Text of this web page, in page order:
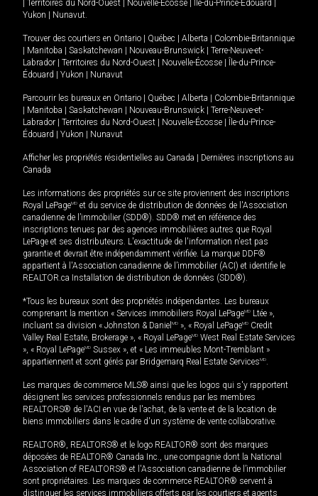
Territoires du Nord-Ouest Nouvelle-Écosse Île-du-Prince-Édouard
Yukon
Nunavut.
Trouver des courtiers en Ontario Québec Alberta
Colombie-Britannique
Manitoba Saskatchewan Nouveau-Brunswick
Terre-Neuve-et-
Labrador
Territoires du Nord-Ouest Nouvelle-Écosse
Île-du-Prince-
Édouard
Yukon Nunavut
Parcourir les bureaux en Ontario Québec Alberta
Colombie-Britannique
Manitoba Saskatchewan Nouveau-Brunswick
Terre-Neuve-et-
Labrador
Territoires du Nord-Ouest Nouvelle-Écosse
Île-du-Prince-
Édouard
Yukon Nunavut
Afficher les propriétés résidentielles au Canada
Dernières inscriptions au
Canada
Les informations des propriétés sur ce site proviennent des inscriptions
Royal LePageMD et du service de distribution de données de l'Association
canadienne de l’immobilier (SDD®). SDD® met en référence des
inscriptions tenues par des agences immobilières autres que Royal
LePage et ses distributeurs. L'exactitude de l'information n'est pas
garantie et devrait être indépendamment vérifiée. La marque DDF®
appartient à l'Association canadienne de l’immobilier (ACI) et identifie le
REALTOR.ca Installation de distribution de données (SDD®).
*Tous les bureaux sont des propriétés indépendantes. Les bureaux
comprenant la mention « Services immobiliers Royal LePageMD Ltée »,
incluant sa division « Johnston & Daniel MD », « Royal LePageMD Credit
Valley Real Estate, Brokerage », « Royal LePageMD West Real Estate Services
», « Royal LePageMD Sussex », et « Les immeubles Mont-Tremblant »
appartiennent et sont gérés par Bridgemarq Real Estate ServicesMD.
Les marques de commerce MLS® ainsi que les logos qui s'y rapportent
désignent les services professionnels rendus par les membres
REALTORS® de l'ACI en vue de l'achat, de la vente et de la location de
biens immobiliers dans le cadre d'un système de vente collaborative.
REALTOR®, REALTORS® et le logo REALTOR® sont des marques
déposées de REALTOR® Canada Inc., une compagnie dont la National
Association of REALTORS® et l'Association canadienne de l’immobilier
sont propriétaires. Les marques de commerce REALTOR® servent à
distinguer les services immobiliers offerts par les courtiers et agents